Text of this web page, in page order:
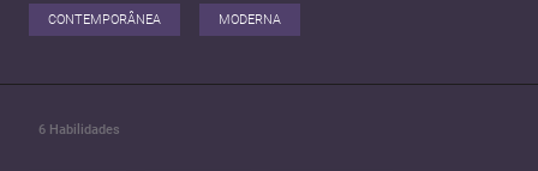
CONTEMPORÂNEA MODERNA
6 Habilidades